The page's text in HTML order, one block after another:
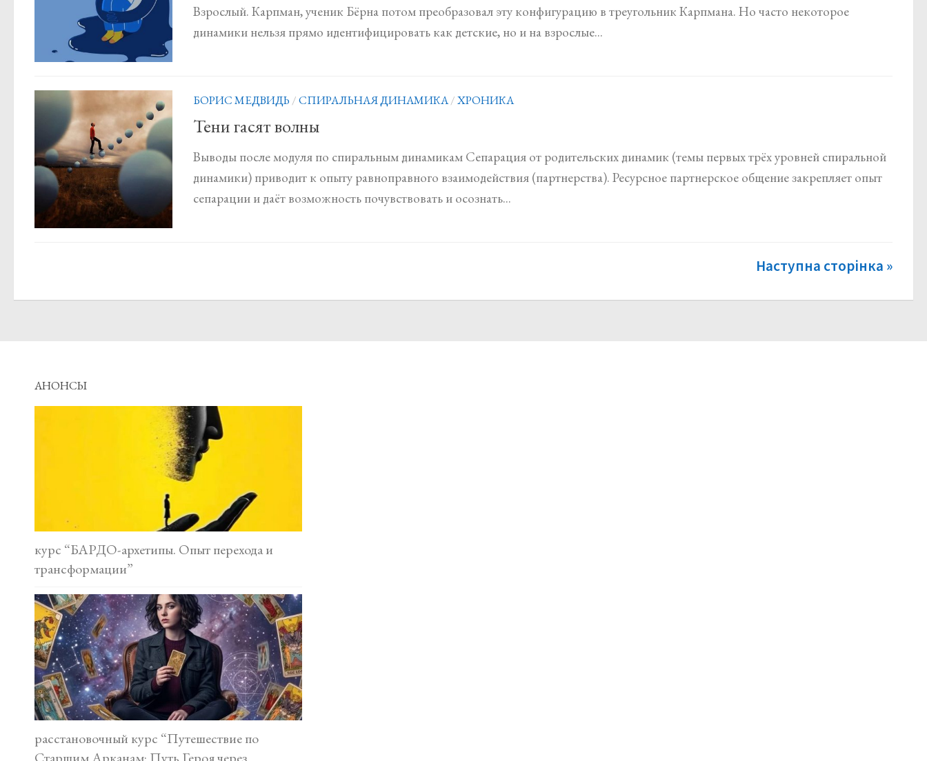
Взрослый. Карпман, ученик Бёрна потом преобразовал эту конфигурацию в треугольник Карпмана. Но часто некоторое
динамики нельзя прямо идентифицировать как детские, но и на взрослые...
БОРИС МЕДВИДЬ /СПИРАЛЬНАЯ ДИНАМИКА/ХРОНИКА
Тени гасят волны
Выводы после модуля по спиральным динамикам Сепарация от родительских динамик (темы первых трёх уровней спиральной
динамики) приводит к опыту равноправного взаимодействия (партнерства). Ресурсное партнерское общение закрепляет опыт
сепарации и даёт возможность почувствовать и осознать...
Наступна сторінка »
АНОНСЫ
курс “БАРДО-архетипы. Опыт перехода и
трансформации”
расстановочный курс “Путешествие по